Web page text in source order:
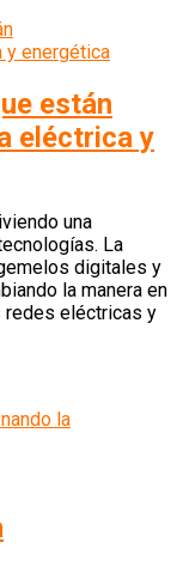
están
eléctrica y
una
La
digitales y
la manera en
redes eléctricas y